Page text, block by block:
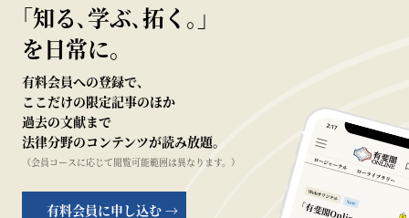
｢知る､学ぶ､拓く｡｣
を日常に。
有料会員への登録で、
ここだけの限定記事のほか
過去の文献まで
法律分野のコンテンツが読み放題。
（会員コースに応じて閲覧可能範囲は異なります。）
有料会員に申し込む →